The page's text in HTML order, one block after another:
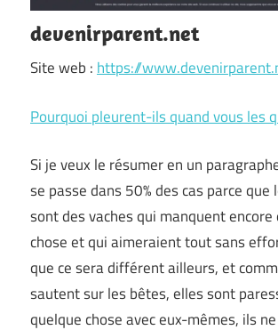
devenirparent.net
Site web :https://
Pourquoi pleurent-ils quand vous les
Si je veux le résumer en un
se passe dans 50% des cas parce
sont des vaches qui manquent encore
chose et qui aimeraient tout sans
que ce sera différent ailleurs, et
sautent sur les bêtes, elles sont
quelque chose avec eux-mêmes, ils